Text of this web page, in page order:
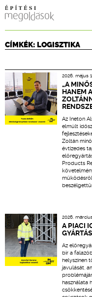
CPR
CÍMKÉK: LOGISZTIKA
2026. május
„A
HANEM
Az Ineton
elmúlt
Zoltán
évtizedes
Products
2026.
A PIACI
Az
bír a
helyszínen
javulását,
használata